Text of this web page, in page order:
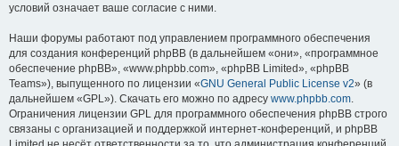
условий означает ваше согласие с ними.
Наши форумы работают под управлением программного обеспечения
для создания конференций phpBB (в дальнейшем «они», «программное
обеспечение phpBB», «www.phpbb.com», «phpBB Limited», «phpBB
Teams»), выпущенного по лицензии «GNU General Public License v2» (в
дальнейшем «GPL»). Скачать его можно по адресу www.phpbb.com.
Ограничения лицензии GPL для программного обеспечения phpBB строго
связаны с организацией и поддержкой интернет-конференций, и phpBB